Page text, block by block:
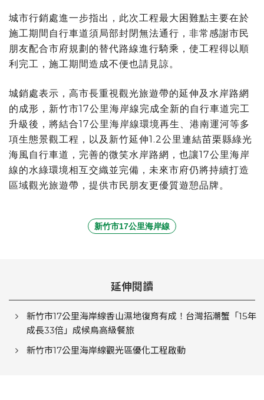
城市行銷處進一步指出，此次工程最大困難點主要在於
施工期間自行車道須局部封閉無法通行，非常感謝市民
朋友配合市府規劃的替代路線進行騎乘，使工程得以順
利完工，施工期間造成不便也請見諒。
城銷處表示，高市長重視觀光旅遊帶的延伸及水岸路網
的成形，新竹市17公里海岸線完成全新的自行車道完工
升級後，將結合17公里海岸線環境再生、港南運河等多
項生態景觀工程，以及新竹延伸1.2公里連結苗栗縣綠光
海風自行車道，完善的微笑水岸路網，也讓17公里海岸
線的水綠環境相互交織並完備，未來市府仍將持續打造
區域觀光旅遊帶，提供市民朋友更優質遊憩品牌。
新竹市17公里海岸線
延伸閱讀
新竹市17公里海岸線香山濕地復育有成！台灣招潮蟹「15年
成長33倍」成候鳥高級餐旅
新竹市17公里海岸線觀光區優化工程啟動